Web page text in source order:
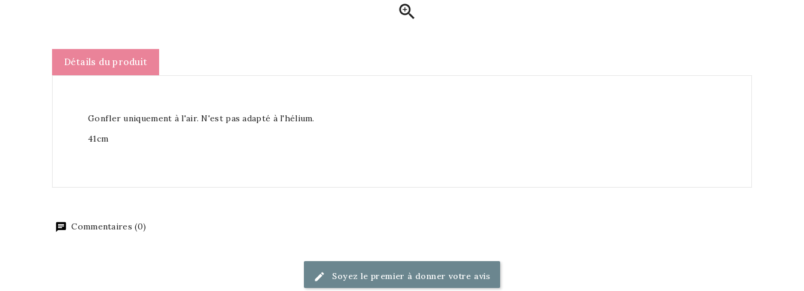

Détails du produit
Gonfler uniquement à l'air. N'est pas adapté à l'hélium.
41cm
Commentaires (0)
Soyez le premier à donner votre avis